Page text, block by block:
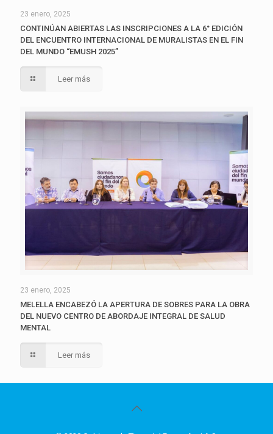
23 enero, 2025
CONTINÚAN ABIERTAS LAS INSCRIPCIONES A LA 6° EDICIÓN
DEL ENCUENTRO INTERNACIONAL DE MURALISTAS EN EL FIN
DEL MUNDO “EMUSH 2025”
Leer más
23 enero, 2025
MELELLA ENCABEZÓ LA APERTURA DE SOBRES PARA LA OBRA
DEL NUEVO CENTRO DE ABORDAJE INTEGRAL DE SALUD
MENTAL
Leer más